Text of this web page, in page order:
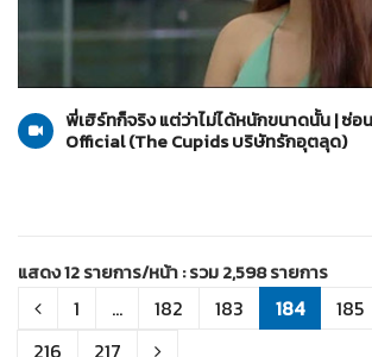
The Cupids บริษัทรัก
พี่เฮิร์ทก็จริง แต่ว่าไม่ได้หนักขนาดนั้น | ซ่อ
Official (The Cupids บริษัทรักอุตลุด)
แสดง 12 รายการ/หน้า : รวม 2,598 รายการ
1 ... 182 183 184 185